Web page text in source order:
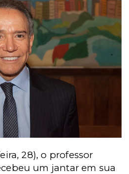
28), o professor
um jantar em sua